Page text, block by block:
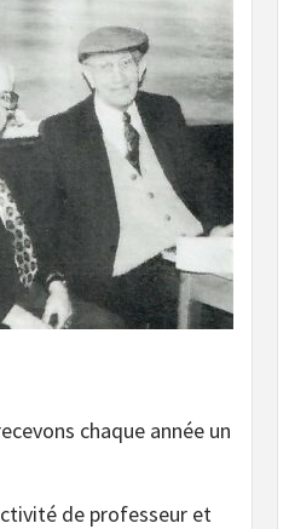
chaque année un
de professeur et